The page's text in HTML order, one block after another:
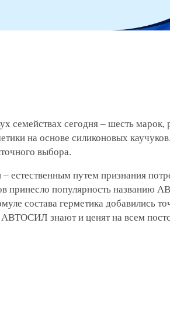
семействах сегодня – шесть
на основе силиконовых
выбора.
путем признания
принесло популярность
состава герметика добавились
знают и ценят на всем